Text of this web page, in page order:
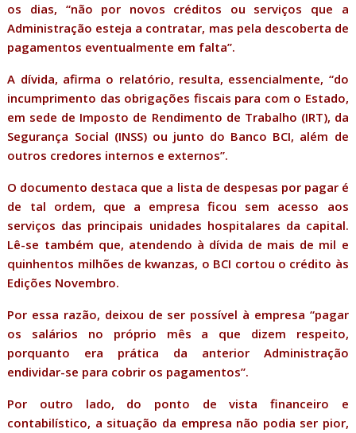
os dias, “não por novos créditos ou serviços que a
Administração esteja a contratar, mas pela descoberta de
pagamentos eventualmente em falta”.
A dívida, afirma o relatório, resulta, essencialmente, “do
incumprimento das obrigações fiscais para com o Estado,
em sede de Imposto de Rendimento de Trabalho (IRT), da
Segurança Social (INSS) ou junto do Banco BCI, além de
outros credores internos e externos”.
O documento destaca que a lista de despesas por pagar é
de tal ordem, que a empresa ficou sem acesso aos
serviços das principais unidades hospitalares da capital.
Lê-se também que, atendendo à dívida de mais de mil e
quinhentos milhões de kwanzas, o BCI cortou o crédito às
Edições Novembro.
Por essa razão, deixou de ser possível à empresa “pagar
os salários no próprio mês a que dizem respeito,
porquanto era prática da anterior Administração
endividar-se para cobrir os pagamentos”.
Por outro lado, do ponto de vista financeiro e
contabilístico, a situação da empresa não podia ser pior,